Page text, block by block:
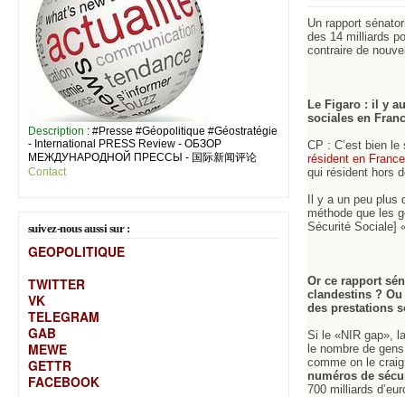
Description : #Presse #Géopolitique #Géostratégie
- International PRESS Review - ОБЗОР
МЕЖДУНАРОДНОЙ ПРЕССЫ - 国际新闻评论
Contact
suivez-nous aussi sur :
GEOPOLITIQUE
TWITTER
VK
TELEGRAM
GAB
MEWE
GETTR
FACEBOOK
Un rapport
des 14 milliards
contraire de
Le Figaro : il y
sociales en
CP : C’est bien
résident en France
qui résident hors
Il y a un peu
méthode que les
Sécurité Sociale]
Or ce rapport
clandestins ?
des prestations
Si le «NIR gap»,
le nombre de
comme on le
numéros de
700 milliards